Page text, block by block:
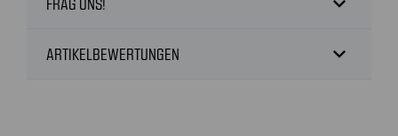
ARTIKELBEWERTUNGEN expand_more